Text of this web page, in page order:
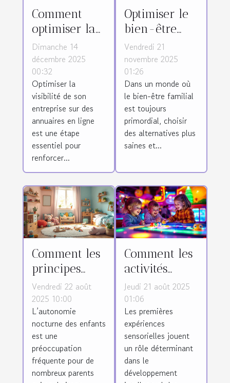
Comment
optimiser la
visibilité de
votre
entreprise
sur des
annuaires en
ligne ?
Dimanche 14
décembre 2025
00:32
Optimiser la
visibilité de son
entreprise sur des
annuaires en ligne
est une étape
essentiel pour
renforcer...
Optimiser le
bien-être
familial avec
des couches
biologiques
sur
abonnement
Vendredi 21
novembre 2025
01:26
Dans un monde où
le bien-être familial
est toujours
primordial, choisir
des alternatives plus
saines et...
Comment les
principes
Montessori
favorisent-ils
l'autonomie
nocturne des
enfants ?
Vendredi 22 août
2025 10:00
L’autonomie
nocturne des enfants
est une
préoccupation
fréquente pour de
nombreux parents
Comment les
activités
sensorielles
précoces
façonnent
l'intelligence
des enfants ?
Jeudi 21 août 2025
01:06
Les premières
expériences
sensorielles jouent
un rôle déterminant
dans le
développement